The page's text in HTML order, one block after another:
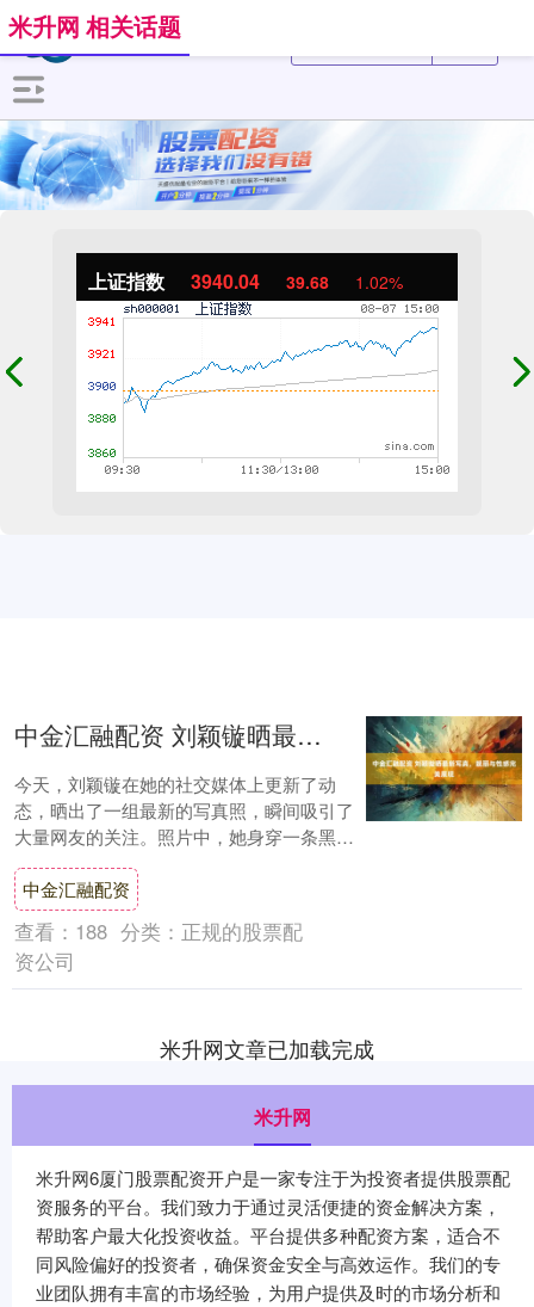
上证指数 3940.04 39.68 1.02%
米升网 相关话题
中金汇融配资 刘颖镟晒最新写真，靓丽与性感完美展现
今天，刘颖镟在她的社交媒体上更新了动
态，晒出了一组最新的写真照，瞬间吸引了
大量网友的关注。照片中，她身穿一条黑色
连衣裙，展现出完美的身材曲线，脸上洋溢
着灿烂的笑....
中金汇融配资
查看： 188 分类： 正规的股票配
资公司
米升网文章已加载完成
米升网
米升网6厦门股票配资开户是一家专注于为投资者提供股票配
资服务的平台。我们致力于通过灵活便捷的资金解决方案，
帮助客户最大化投资收益。平台提供多种配资方案，适合不
同风险偏好的投资者，确保资金安全与高效运作。我们的专
业团队拥有丰富的市场经验，为用户提供及时的市场分析和